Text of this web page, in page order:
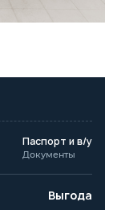
Паспорт и в/у
Документы
Выгода